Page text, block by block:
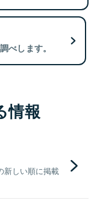
べします。
情報
新しい順に掲載